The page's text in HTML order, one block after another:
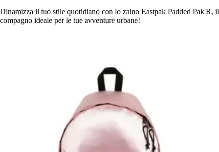
Dinamizza il tuo stile quotidiano con lo zaino Eastpak Padded Pak'R, il
compagno ideale per le tue avventure urbane!